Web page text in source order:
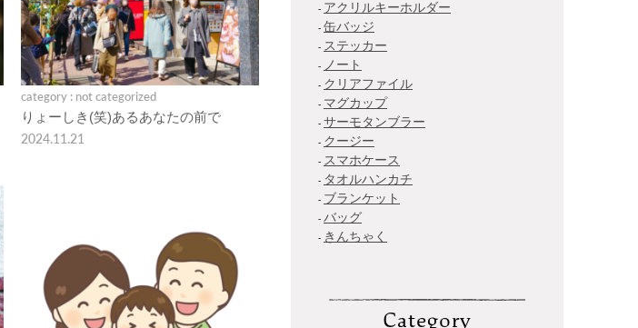
category : not categorized
りょーしき(笑)あるあなたの前で
2024.11.21
アクリルキーホルダー
缶バッジ
ステッカー
ノート
クリアファイル
マグカップ
サーモタンブラー
クージー
スマホケース
タオルハンカチ
ブランケット
バッグ
きんちゃく
Category